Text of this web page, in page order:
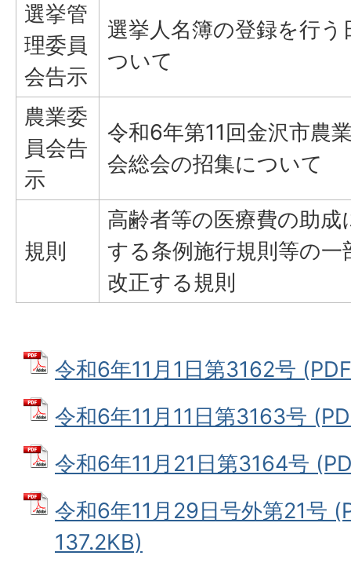
選挙管
理委員
会告示
選挙人名簿の登録を行う
ついて
農業委
員会告
示
令和6年第11回金沢市農
会総会の招集について
規則
高齢者等の医療費の助成
する条例施行規則等の一
改正する規則
令和6年11月1日第3162号
令和6年11月11日第3163号
令和6年11月21日第3164号
令和6年11月29日号外第21号
137.2KB)